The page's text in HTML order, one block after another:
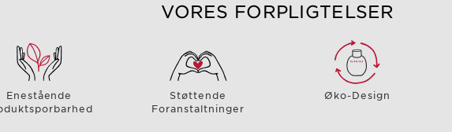
VORES FORPLIGTELSER
Enestående
Støttende
Foranstaltninger
Øko-Design